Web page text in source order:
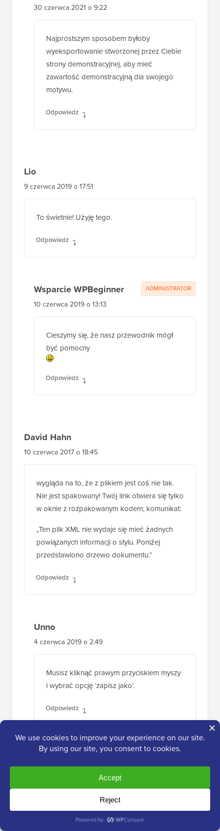
30 czerwca 2021 o 9:22
Najprostszym sposobem byłoby
wyeksportowanie stworzonej przez Ciebie
strony demonstracyjnej, aby mieć
zawartość demonstracyjną dla swojego
motywu.
Odpowiedz
Lio
9 czerwca 2019 o 17:51
To świetnie! Użyję tego.
Odpowiedz
Wsparcie WPBeginner
10 czerwca 2019 o 13:13
Cieszymy się, że nasz przewodnik mógł
być pomocny
Odpowiedz
ADMINISTRATOR
David Hahn
10 czerwca 2017 o 18:45
wygląda na to, że z plikiem jest coś nie tak.
Nie jest spakowany! Twój link otwiera się tylko
w oknie z rozpakowanym kodem; komunikat:
„Ten plik XML nie wydaje się mieć żadnych
powiązanych informacji o stylu. Poniżej
przedstawiono drzewo dokumentu.”
Odpowiedz
Unno
4 czerwca 2019 o 2:49
Musisz kliknąć prawym przyciskiem myszy
i wybrać opcję ‘zapisz jako’.
Odpowiedz
Brent Robinson
Wow! Sam to tworzyłem. Nigdy nie
pomyślałem o wyeksportowaniu tego i